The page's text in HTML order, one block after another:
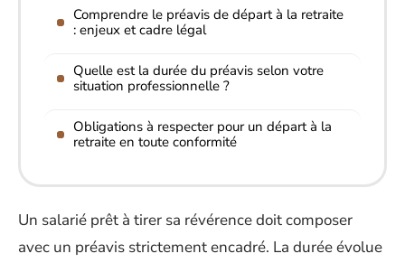
Comprendre le préavis de départ à la retraite
: enjeux et cadre légal
Quelle est la durée du préavis selon votre
situation professionnelle ?
Obligations à respecter pour un départ à la
retraite en toute conformité
Un salarié prêt à tirer sa révérence doit composer
avec un préavis strictement encadré. La durée évolue